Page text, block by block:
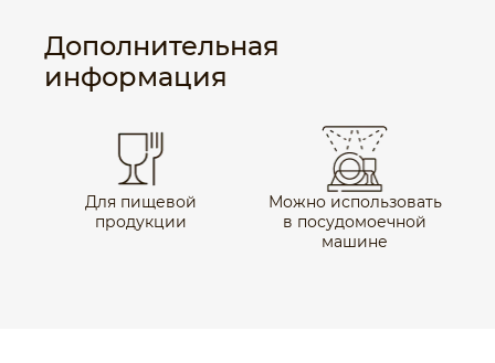
Дополнительная
информация
Для пищевой
продукции
Можно использовать
в посудомоечной
машине